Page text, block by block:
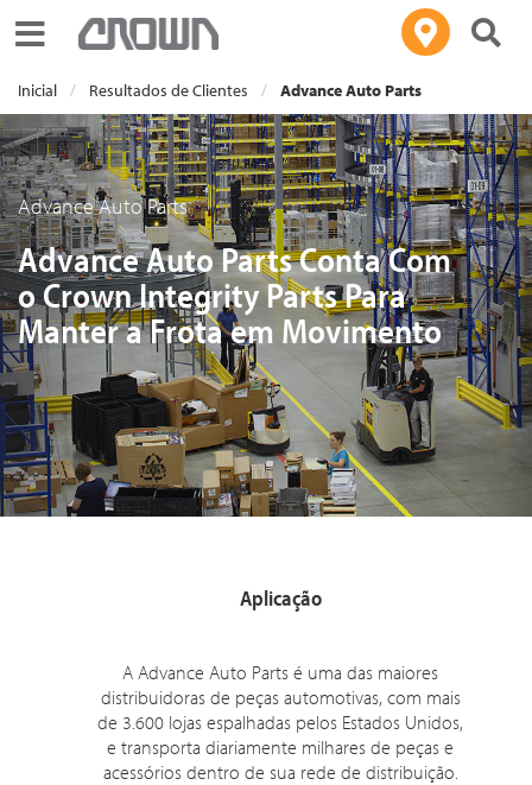
Toggle navigation
Inicial Resultados de Clientes Advance Auto Parts
Advance Auto Parts
Advance Auto Parts Conta Com
o Crown Integrity Parts Para
Manter a Frota em Movimento
Aplicação
A Advance Auto Parts é uma das maiores
distribuidoras de peças automotivas, com mais
de 3.600 lojas espalhadas pelos Estados Unidos,
e transporta diariamente milhares de peças e
acessórios dentro de sua rede de distribuição.